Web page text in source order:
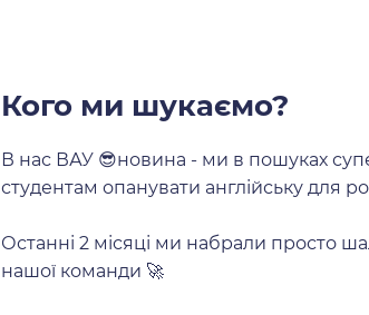
Кого ми шукаємо?
В нас ВАУ 😎новина - ми в пошуках
студентам опанувати англійську для
Останні 2 місяці ми набрали просто
нашої команди 🚀